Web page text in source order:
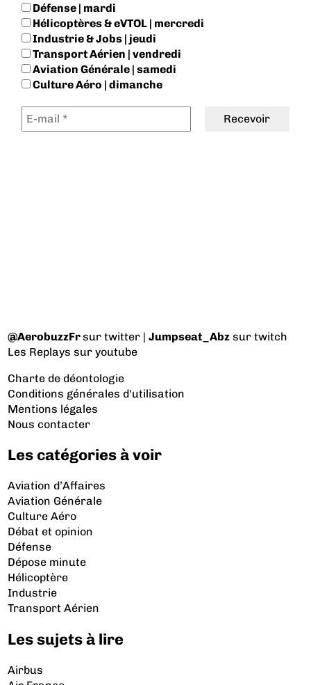
Défense | mardi
Hélicoptères & eVTOL | mercredi
Industrie & Jobs | jeudi
Transport Aérien | vendredi
Aviation Générale | samedi
Culture Aéro | dimanche
@AerobuzzFrsur twitter |Jumpseat_Abz sur twitch
Les Replays sur youtube
Charte de déontologie
Conditions générales d'utilisation
Mentions légales
Nous contacter
Les catégories à voir
Aviation d’Affaires
Aviation Générale
Culture Aéro
Débat et opinion
Défense
Dépose minute
Hélicoptère
Industrie
Transport Aérien
Les sujets à lire
Airbus